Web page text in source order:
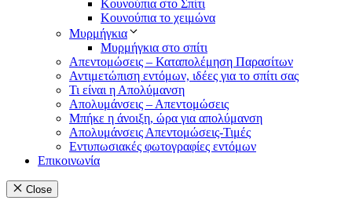
Κουνούπια στο Σπίτι
Κουνούπια το χειμώνα
Μυρμήγκια
Μυρμήγκια στο σπίτι
Απεντομώσεις – Καταπολέμηση Παρασίτων
Αντιμετώπιση εντόμων, ιδέες για το σπίτι σας
Τι είναι η Απολύμανση
Απολυμάνσεις – Απεντομώσεις
Μπήκε η άνοιξη, ώρα για απολύμανση
Απολυμάνσεις Απεντομώσεις-Τιμές
Εντυπωσιακές φωτογραφίες εντόμων
Επικοινωνία
Close